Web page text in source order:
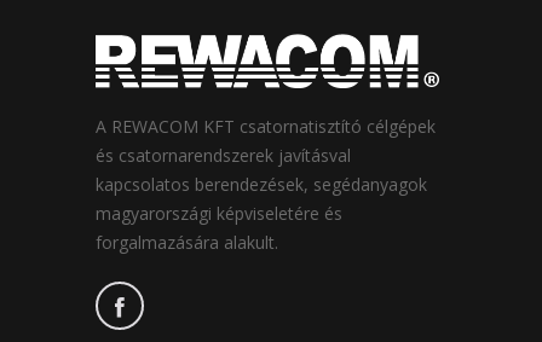
A REWACOM KFT csatornatisztító célgépek
és csatornarendszerek javításval
kapcsolatos berendezések, segédanyagok
magyarországi képviseletére és
forgalmazására alakult.